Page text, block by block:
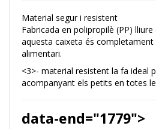
Material segur i resistent
Fabricada en polipropilè (PP)
aquesta caixeta és completament
alimentari.
<3>- material resistent la fa ideal
acompanyant els petits en totes
data-end="1779">